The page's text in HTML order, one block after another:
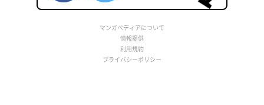
マンガペディアについて
情報提供
利用規約
プライバシーポリシー